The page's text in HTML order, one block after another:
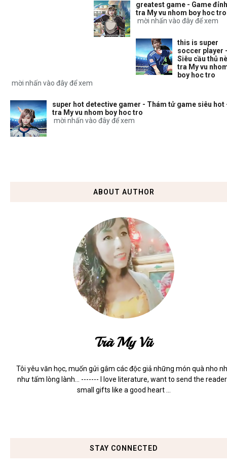
greatest game - Game
tra My vu nhom boy hoc tro
mời nhấn vào đây để xem
this is super
soccer player
Siêu cầu thủ
tra My vu
boy hoc tro
mời nhấn vào đây để xem
super hot detective gamer - Thám tử game siêu hot
tra My vu nhom boy hoc tro
mời nhấn vào đây để xem
ABOUT AUTHOR
Trà My Vũ
Tôi yêu văn học, muốn gửi gắm các độc giả những món quà nho
như tấm lòng lành... ------- I love literature, want to send the
small gifts like a good heart ...
STAY CONNECTED